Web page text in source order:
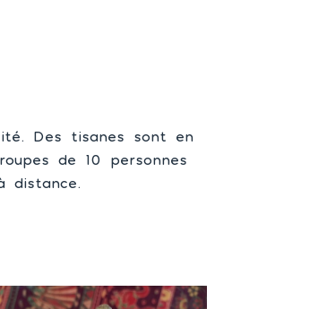
Des tisanes sont en
de 10 personnes
distance.